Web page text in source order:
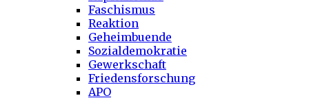
Faschismus
Reaktion
Geheimbuende
Sozialdemokratie
Gewerkschaft
Friedensforschung
APO